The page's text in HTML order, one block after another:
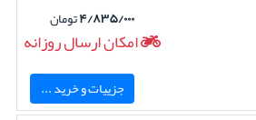
۴/۸۳۵/۰۰۰تومان
امکان ارسال روزانه
جزییات و خرید ...